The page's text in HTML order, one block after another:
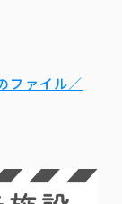
ファイル／